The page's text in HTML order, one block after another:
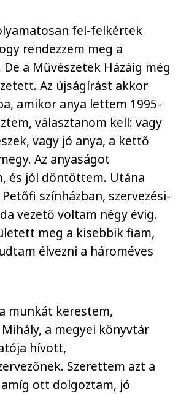
fel-felkértek
rendezzem meg a
a Művészetek Házáig még
Az újságírást akkor
amikor anya lettem 1995-
választanom kell: vagy
vagy jó anya, a kettő
Az anyaságot
és jól döntöttem. Utána
színházban, szervezési-
vezető voltam négy évig.
meg a kisebbik fiam,
élvezni a hároméves
munkát kerestem,
a megyei könyvtár
hívott,
Szerettem azt a
ott dolgoztam, jó